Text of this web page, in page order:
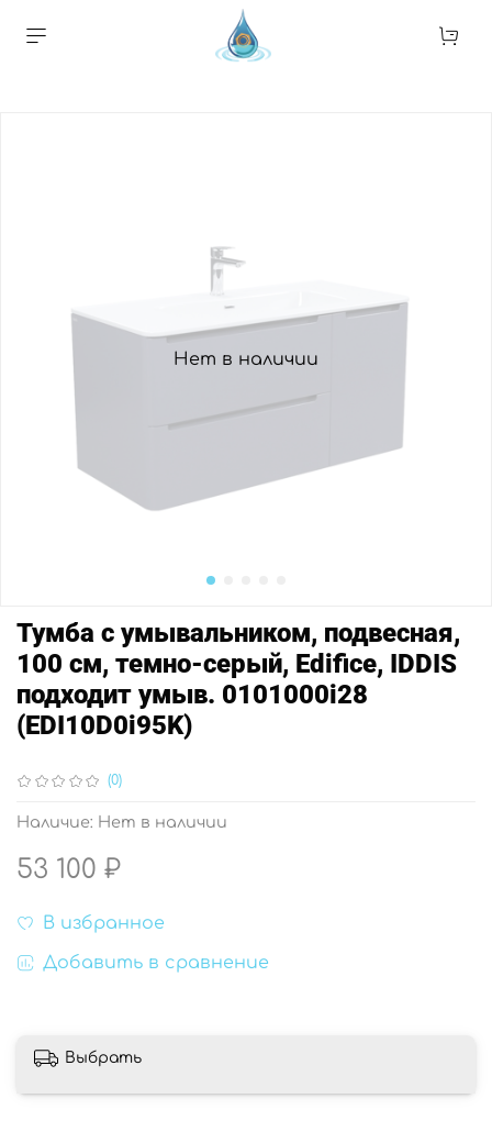
Нет в наличии
(0)
Наличие: Нет в наличии
Тумба с умывальником, подвесная,
100 см, темно-серый, Edifice, IDDIS
подходит умыв. 0101000i28
(EDI10D0i95K)
53 100 ₽
В избранное
Добавить в сравнение
Выбрать